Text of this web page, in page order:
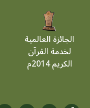
الجائزة العالمية
لخدمة القرآن
الكريم 2014م